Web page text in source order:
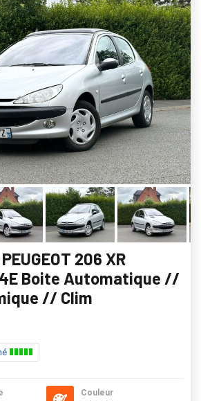
206 XR
Boite Automatique //
// Clim
Couleur